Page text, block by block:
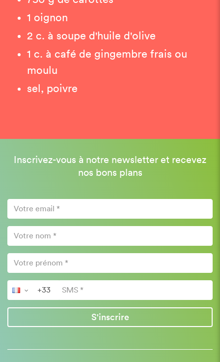
1 oignon
2 c. à soupe d'huile d'olive
1 c. à café de gingembre frais ou
moulu
sel, poivre
Inscrivez-vous à notre newsletter et recevez
nos bons plans
S'inscrire